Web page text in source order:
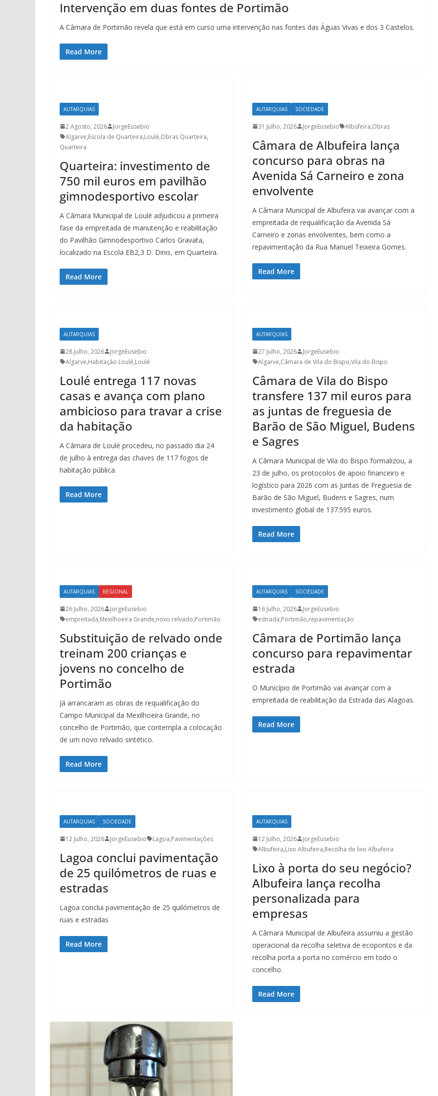
Intervenção em duas fontes de Portimão
A Câmara de Portimão revela que está em curso uma intervenção nas fontes das Águas Vivas e dos 3 Castelos.
Read More
AUTARQUIAS
2 Agosto, 2026
JorgeEusebio
Algarve,Escola de Quarteira,Loulé,Obras Quarteira,
Quarteira
Quarteira: investimento de
750 mil euros em pavilhão
gimnodesportivo escolar
A Câmara Municipal de Loulé adjudicou a primeira
fase da empreitada de manutenção e reabilitação
do Pavilhão Gimnodesportivo Carlos Gravata,
localizado na Escola EB2,3 D. Dinis, em Quarteira.
Read More
AUTARQUIAS SOCIEDADE
31 Julho, 2026 JorgeEusebio Albufeira,Obras
Câmara de Albufeira lança
concurso para obras na
Avenida Sá Carneiro e zona
envolvente
A Câmara Municipal de Albufeira vai avançar com a
empreitada de requalificação da Avenida Sá
Carneiro e zonas envolventes, bem como a
repavimentação da Rua Manuel Teixeira Gomes.
Read More
AUTARQUIAS
28 Julho, 2026
JorgeEusebio
Algarve,Habitação Loulé,Loulé
Loulé entrega 117 novas
casas e avança com plano
ambicioso para travar a crise
da habitação
A Câmara de Loulé procedeu, no passado dia 24
de julho à entrega das chaves de 117 fogos de
habitação pública.
Read More
AUTARQUIAS
27 Julho, 2026
JorgeEusebio
Algarve,Câmara de Vila do Bispo,Vila do Bispo
Câmara de Vila do Bispo
transfere 137 mil euros para
as juntas de freguesia de
Barão de São Miguel, Budens
e Sagres
A Câmara Municipal de Vila do Bispo formalizou, a
23 de julho, os protocolos de apoio financeiro e
logístico para 2026 com as Juntas de Freguesia de
Barão de São Miguel, Budens e Sagres, num
investimento global de 137.595 euros.
Read More
AUTARQUIAS REGIONAL
26 Julho, 2026
JorgeEusebio
empreitada,Mexilhoeira Grande,novo relvado,Portimão
Substituição de relvado onde
treinam 200 crianças e
jovens no concelho de
Portimão
Já arrancaram as obras de requalificação do
Campo Municipal da Mexilhoeira Grande, no
concelho de Portimão, que contempla a colocação
de um novo relvado sintético.
Read More
AUTARQUIAS SOCIEDADE
16 Julho, 2026
JorgeEusebio
estrada,Portimão,repavimentação
Câmara de Portimão lança
concurso para repavimentar
estrada
O Município de Portimão vai avançar com a
empreitada de reabilitação da Estrada das Alagoas.
Read More
AUTARQUIAS SOCIEDADE
12 Julho, 2026 JorgeEusebio Lagoa,Pavimentações
Lagoa conclui pavimentação
de 25 quilómetros de ruas e
estradas
Lagoa conclui pavimentação de 25 quilómetros de
ruas e estradas
Read More
AUTARQUIAS
12 Julho, 2026
JorgeEusebio
Albufeira,Lixo Albufeira,Recolha de lixo Albufeira
Lixo à porta do seu negócio?
Albufeira lança recolha
personalizada para
empresas
A Câmara Municipal de Albufeira assumiu a gestão
operacional da recolha seletiva de ecopontos e da
recolha porta a porta no comércio em todo o
concelho.
Read More
Lagos – A quem pertence a parte superior da
sacristia da Igreja de Santa Maria?!…